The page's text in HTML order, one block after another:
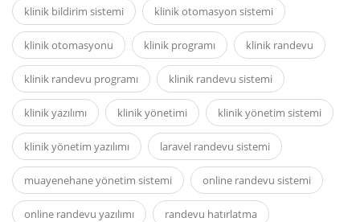
klinik bildirim sistemi klinik otomasyon sistemi
klinik otomasyonu klinik programı klinik randevu
klinik randevu programı klinik randevu sistemi
klinik yazılımı klinik yönetimi klinik yönetim sistemi
klinik yönetim yazılımı laravel randevu sistemi
muayenehane yönetim sistemi online randevu sistemi
online randevu yazılımı randevu hatırlatma